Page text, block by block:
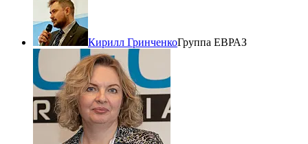
Кирилл ГринченкоГруппа ЕВРАЗ